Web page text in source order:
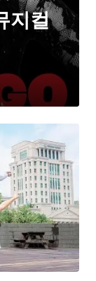
지컬